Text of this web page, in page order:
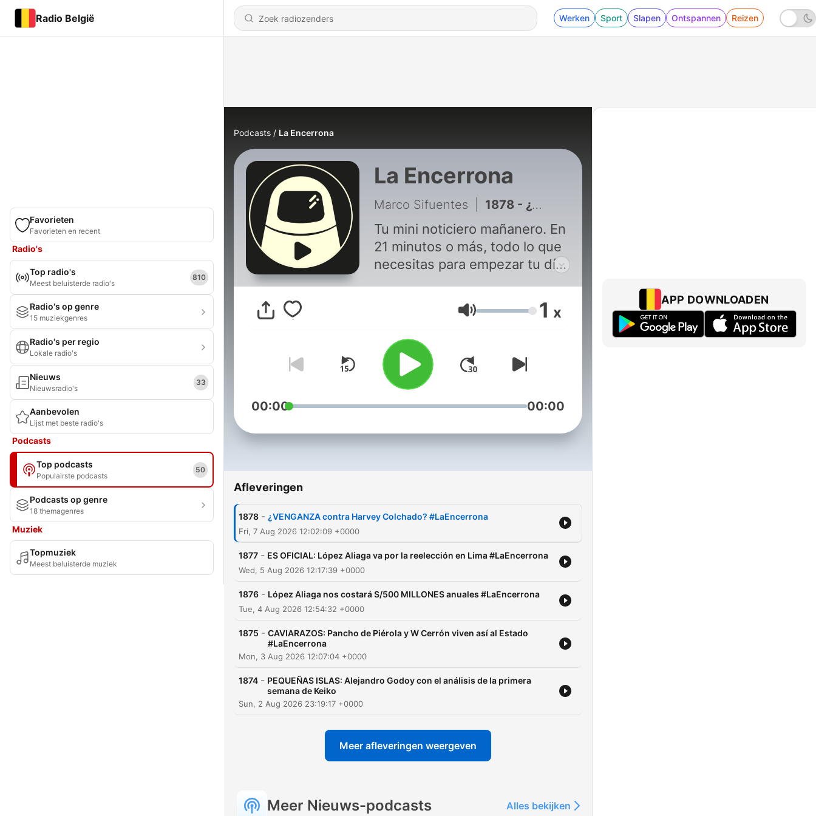
Radio België Werken Sport Slapen Ontspannen Reizen
Favorieten
Favorieten en recent
Radio's
Top radio's
Meest beluisterde radio's
810
Radio's op genre
15 muziekgenres
Radio's per regio
Lokale radio's
Nieuws
Nieuwsradio's
33
Aanbevolen
Lijst met beste radio's
Podcasts
Top podcasts
Populairste podcasts
50
Podcasts op genre
18 themagenres
Muziek
Topmuziek
Meest beluisterde muziek
Podcasts La Encerrona
La Encerrona
Marco Sifuentes 1878 - ¿VENGANZA contra Harvey Colchado? #LaEncerrona
Tu mini noticiero mañanero. En
21 minutos o más, todo lo que
necesitas para empezar tu día.
junto a Jonathan Castro, Laura
Vásquez, Killa Cuba y Ernesto
Volume 1 x
00:00 00:00
Afleveringen
1878 - ¿VENGANZA contra Harvey Colchado? #LaEncerrona
Fri, 7 Aug 2026 12:02:09 +0000
1877 - ES OFICIAL: López Aliaga va por la reelección en Lima #LaEncerrona
Wed, 5 Aug 2026 12:17:39 +0000
1876 - López Aliaga nos costará S/500 MILLONES anuales #LaEncerrona
Tue, 4 Aug 2026 12:54:32 +0000
1875 - CAVIARAZOS: Pancho de Piérola y W Cerrón viven así al Estado
#LaEncerrona
Mon, 3 Aug 2026 12:07:04 +0000
1874 - PEQUEÑAS ISLAS: Alejandro Godoy con el análisis de la primera
semana de Keiko
Sun, 2 Aug 2026 23:19:17 +0000
Meer afleveringen weergeven
Meer Nieuws-podcasts Alles bekijken
APP DOWNLOADEN